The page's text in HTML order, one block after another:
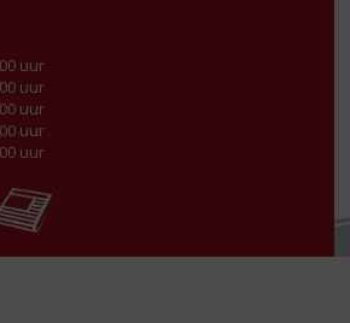
uur
uur
uur
uur
uur